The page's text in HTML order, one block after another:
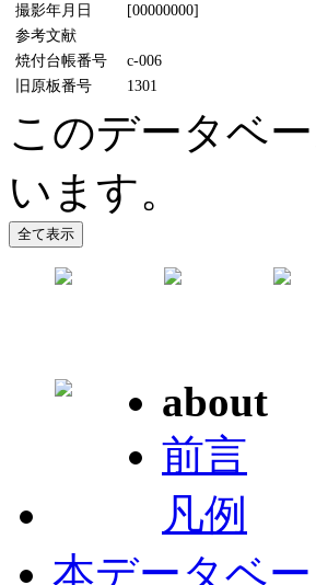
撮影年月日
[00000000]
参考文献
焼付台帳番号
c-006
旧原板番号
1301
このデータベ
います。
about
前言
凡例
本データベ